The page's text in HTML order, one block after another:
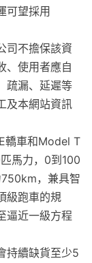
可望採用
司不擔保該資
、使用者應自
疏漏、延遲等
及本網站資訊
轎車和Model T
馬力，0到100
，兼具智
級跑車的規
逼近一級方程
持續缺貨至少5